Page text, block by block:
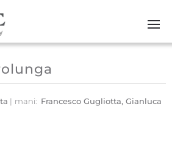
mani: Francesco Gugliotta, Gianluca